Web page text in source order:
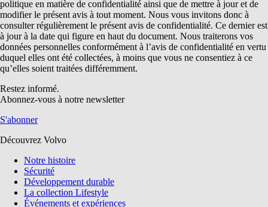
politique en matière de confidentialité ainsi que de mettre à jour et de
modifier le présent avis à tout moment. Nous vous invitons donc à
consulter régulièrement le présent avis de confidentialité. Ce dernier est
à jour à la date qui figure en haut du document. Nous traiterons vos
données personnelles conformément à l’avis de confidentialité en vertu
duquel elles ont été collectées, à moins que vous ne consentiez à ce
qu’elles soient traitées différemment.